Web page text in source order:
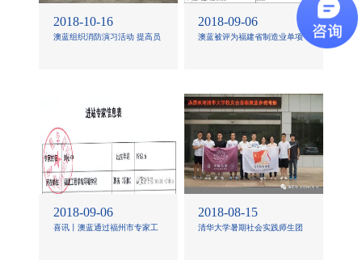
2018-10-16
澳蓝组织消防演习活动 提高员
2018-09-06
澳蓝被评为福建省制造业单项
2018-09-06
喜讯丨澳蓝通过福州市专家工
2018-08-15
清华大学暑期社会实践师生团